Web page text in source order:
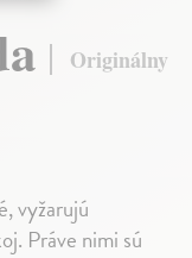
Originálny
vyžarujú
Práve nimi sú